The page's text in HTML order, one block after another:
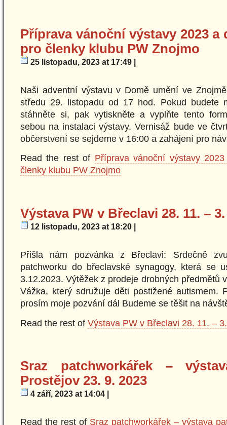
Příprava vánoční výstavy 2023 a
pro členky klubu PW Znojmo
25 listopadu, 2023 at 17:49 |
Naši adventní výstavu v Domě umění ve
středu 29. listopadu od 17 hod. Pokud budete
stáhněte si, pak vytiskněte a vyplňte tento
sebou na instalaci výstavy. Vernisáž bude ve
občerstvení se sejdeme v 16:00 a zahájení pro
Read the rest of Příprava vánoční výstavy
členky klubu PW Znojmo
Výstava PW v Břeclavi 28. 11. – 3.
12 listopadu, 2023 at 18:20 |
Přišla nám pozvánka z Břeclavi: Srdečně
patchworku do břeclavské synagogy, která se
3.12.2023. Výtěžek z prodeje drobných předmětů
Vážka, který sdružuje děti postižené autismem.
prosím moje pozvání dál Budeme se těšit na
Read the rest of Výstava PW v Břeclavi 28. 11. –
Sraz patchworkářek –
Prostějov 23. 9. 2023
4 září, 2023 at 14:04 |
Read the rest of Sraz patchworkářek – výstava